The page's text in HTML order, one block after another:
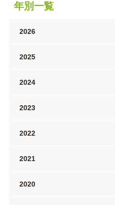
年別一覧
2026
2025
2024
2023
2022
2021
2020